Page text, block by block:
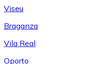
Viseu
Braganza
Vila Real
Oporto